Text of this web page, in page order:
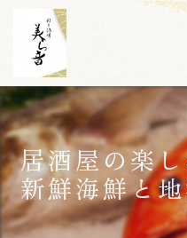
居酒屋の楽
新鮮海鮮と